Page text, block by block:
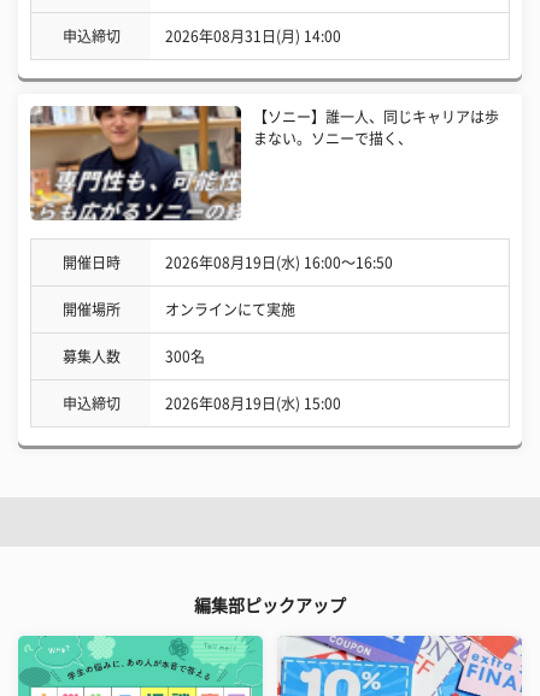
申込締切 2026年08月31日(月) 14:00
【ソニー】誰一人、同じキャリアは歩
まない。ソニーで描く、
開催日時 2026年08月19日(水) 16:00〜16:50
開催場所 オンラインにて実施
募集人数 300名
申込締切 2026年08月19日(水) 15:00
編集部ピックアップ